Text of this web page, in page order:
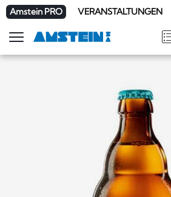
Amstein PRO VERANSTALTUNGEN
FRDEENIT
Navigation
zeigen